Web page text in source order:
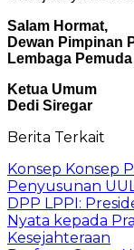
Salam Hormat,
Dewan Pimpinan
Lembaga
Ketua Umum
Dedi Siregar
Berita Terkait
Konsep Konsep
Penyusunan
DPP LPPI:
Nyata kepada
Kesejahteraan